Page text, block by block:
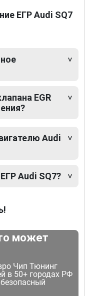
ЕГР Audi SQ7
EGR
Audi
Audi SQ7?
может
Чип Тюнинг
в 50+ городах РФ